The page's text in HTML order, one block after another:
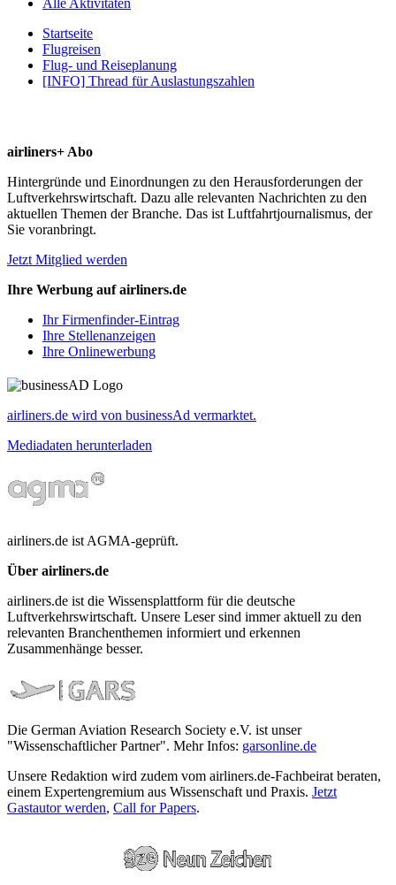
Startseite
Flugreisen
Flug- und Reiseplanung
[INFO] Thread für Auslastungszahlen
airliners+ Abo
Hintergründe und Einordnungen zu den Herausforderungen der
Luftverkehrswirtschaft. Dazu alle relevanten Nachrichten zu den
aktuellen Themen der Branche. Das ist Luftfahrtjournalismus, der
Sie voranbringt.
Jetzt Mitglied werden
Ihre Werbung auf airliners.de
Ihr Firmenfinder-Eintrag
Ihre Stellenanzeigen
Ihre Onlinewerbung
airliners.de wird von businessAd vermarktet.
Mediadaten herunterladen
airliners.de ist AGMA-geprüft.
Über airliners.de
airliners.de ist die Wissensplattform für die deutsche
Luftverkehrswirtschaft. Unsere Leser sind immer aktuell zu den
relevanten Branchenthemen informiert und erkennen
Zusammenhänge besser.
Die German Aviation Research Society e.V. ist unser
"Wissenschaftlicher Partner". Mehr Infos: garsonline.de
Unsere Redaktion wird zudem vom airliners.de-Fachbeirat beraten,
einem Expertengremium aus Wissenschaft und Praxis. Jetzt
Gastautor werden, Call for Papers.